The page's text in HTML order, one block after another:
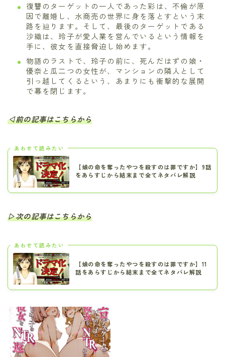
復讐のターゲットの一人であった彩は、不倫が原
因で離婚し、水商売の世界に身を落とすという末
路を辿ります。そして、最後のターゲットである
沙織は、玲子が愛人業を営んでいるという情報を
手に、彼女を直接脅迫し始めます。
物語のラストで、玲子の前に、死んだはずの娘・
優奈と瓜二つの女性が、マンションの隣人として
引っ越してくるという、あまりにも衝撃的な展開
で幕を閉じます。
◁前の記事はこちらから
あわせて読みたい
【娘の命を奪ったやつを殺すのは罪ですか】9話
をあらすじから結末まで全てネタバレ解説
▷次の記事はこちらから
あわせて読みたい
【娘の命を奪ったやつを殺すのは罪ですか】11
話をあらすじから結末まで全てネタバレ解説